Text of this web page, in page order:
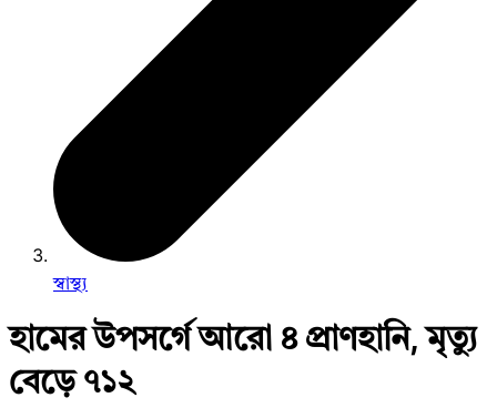
স্বাস্থ্য
হামের উপসর্গে আরো ৪ প্রাণহানি, মৃত্যু
বেড়ে ৭১২